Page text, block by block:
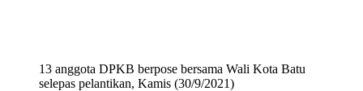
13 anggota DPKB berpose bersama Wali Kota Batu
selepas pelantikan, Kamis (30/9/2021)